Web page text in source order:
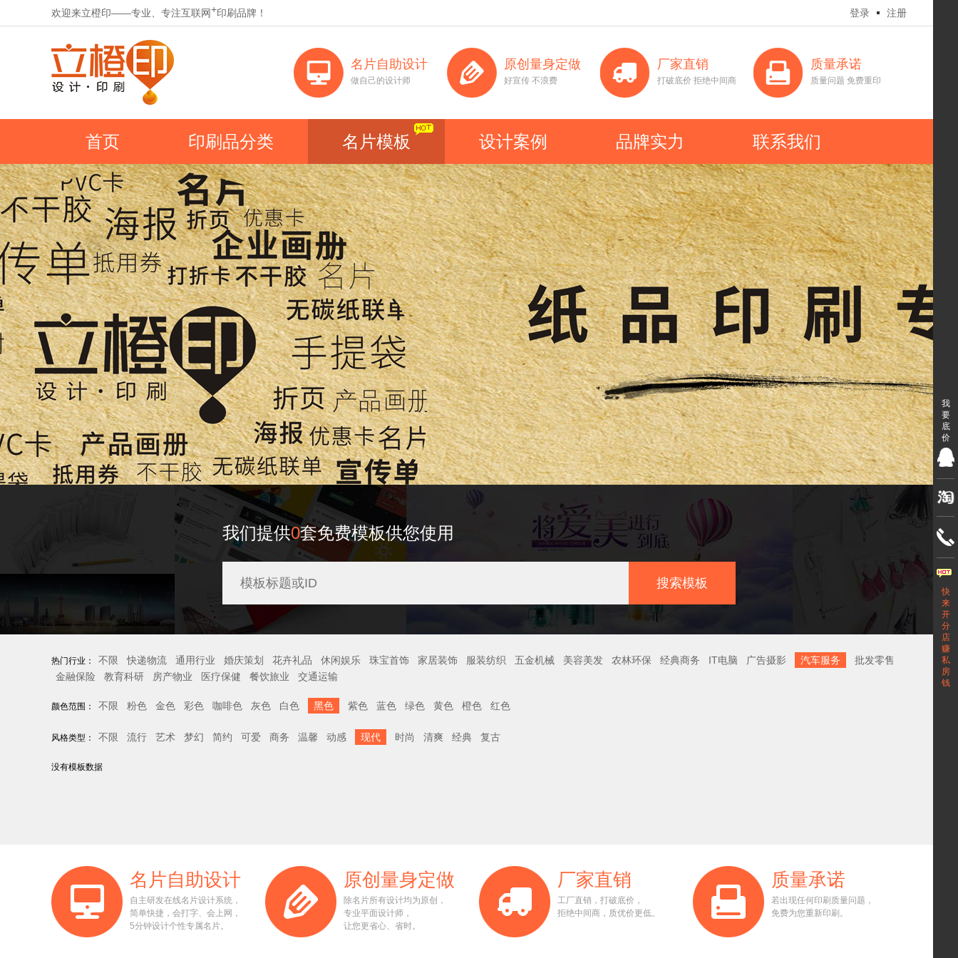
欢迎来立橙印——专业、专注互联网+印刷品牌！ 登录 注册
名片自助设计
做自己的设计师
原创量身定做
好宣传 不浪费
厂家直销
打破底价 拒绝中间商
质量承诺
质量问题 免费重印
首页 印刷品分类 名片模板 设计案例 品牌实力 联系我们
我们提供0套免费模板供您使用
搜索模板
热门行业： 不限 快递物流 通用行业 婚庆策划 花卉礼品 休闲娱乐 珠宝首饰 家居装饰 服装纺织 五金机械 美容美发 农林环保 经典商务 IT电脑 广告摄影 汽车服务
批发零售
金融保险
教育科研 房产物业 医疗保健 餐饮旅业 交通运输
颜色范围： 不限 粉色 金色 彩色 咖啡色 灰色 白色 黑色 紫色 蓝色 绿色 黄色 橙色 红色
风格类型： 不限 流行 艺术 梦幻 简约 可爱 商务 温馨 动感 现代 时尚 清爽 经典 复古
没有模板数据
名片自助设计
自主研发在线名片设计系统，
简单快捷，会打字、会上网，
5分钟设计个性专属名片。
原创量身定做
除名片所有设计均为原创，
专业平面设计师，
让您更省心、省时。
厂家直销
工厂直销，打破底价，
拒绝中间商，质优价更低。
质量承诺
若出现任何印刷质量问题，
免费为您重新印刷。
我
要
底
价
快
来
开
分
店
赚
私
房
钱